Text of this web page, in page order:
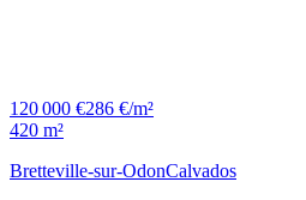
120 000 €286 €/m²
420 m²
Bretteville-sur-OdonCalvados